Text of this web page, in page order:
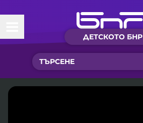
ДЕТСКОТО БНР
Начало
Какво ново?